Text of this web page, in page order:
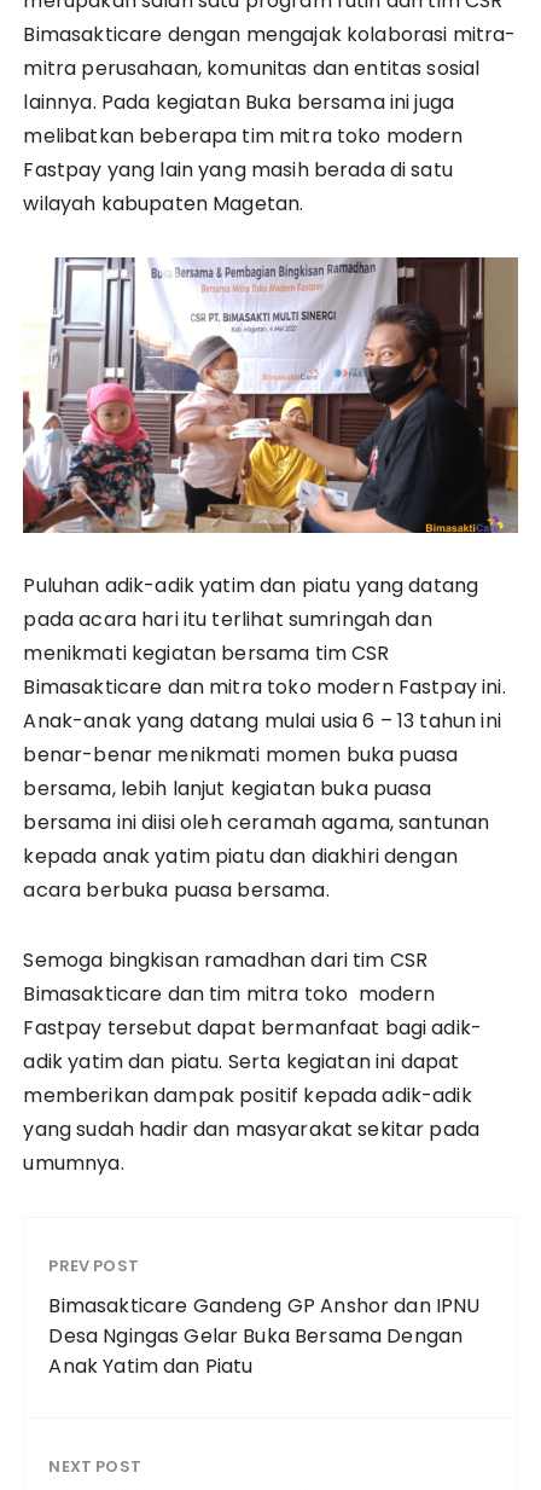
Bimasakticare dengan mengajak kolaborasi mitra-
mitra perusahaan, komunitas dan entitas sosial
lainnya. Pada kegiatan Buka bersama ini juga
melibatkan beberapa tim mitra toko modern
Fastpay yang lain yang masih berada di satu
wilayah kabupaten Magetan.
Puluhan adik-adik yatim dan piatu yang datang
pada acara hari itu terlihat sumringah dan
menikmati kegiatan bersama tim CSR
Bimasakticare dan mitra toko modern Fastpay ini.
Anak-anak yang datang mulai usia 6 – 13 tahun ini
benar-benar menikmati momen buka puasa
bersama, lebih lanjut kegiatan buka puasa
bersama ini diisi oleh ceramah agama, santunan
kepada anak yatim piatu dan diakhiri dengan
acara berbuka puasa bersama.
Semoga bingkisan ramadhan dari tim CSR
Bimasakticare dan tim mitra toko modern
Fastpay tersebut dapat bermanfaat bagi adik-
adik yatim dan piatu. Serta kegiatan ini dapat
memberikan dampak positif kepada adik-adik
yang sudah hadir dan masyarakat sekitar pada
umumnya.
PREV POST
Bimasakticare Gandeng GP Anshor dan IPNU
Desa Ngingas Gelar Buka Bersama Dengan
Anak Yatim dan Piatu
NEXT POST